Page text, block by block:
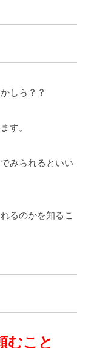
しら？？
す。
みられるといい
るのかを知るこ
むこと